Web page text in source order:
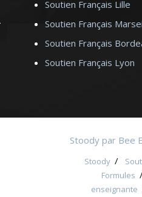
Soutien Français Lille
Soutien Français
Soutien Français
Soutien Français Lyon
Stoody par Bee
Stoody /
Formules
enseignante